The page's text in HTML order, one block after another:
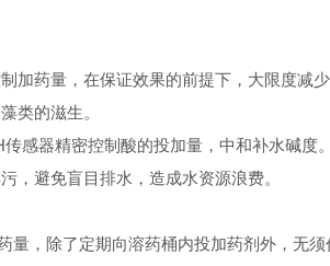
药量，在保证效果的前提下，大限度减少
类的滋生。
感器精密控制酸的投加量，中和补水碱度。
避免盲目排水，造成水资源浪费。
除了定期向溶药桶内投加药剂外，无须